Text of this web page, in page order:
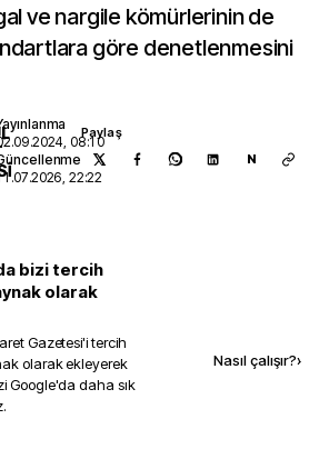
ve nargile kömürlerinin de
göre denetlenmesini
08:10
22:22
Paylaş
N
bizi tercih
olarak
Gazetesi'i tercih
olarak ekleyerek
Google'da daha sık
Nasıl çalışır?›